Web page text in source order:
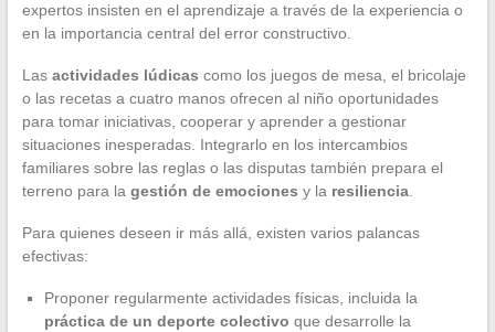
expertos insisten en el aprendizaje a través de la experiencia o
en la importancia central del error constructivo.
Las actividades lúdicas como los juegos de mesa, el bricolaje
o las recetas a cuatro manos ofrecen al niño oportunidades
para tomar iniciativas, cooperar y aprender a gestionar
situaciones inesperadas. Integrarlo en los intercambios
familiares sobre las reglas o las disputas también prepara el
terreno para la gestión de emociones y la resiliencia.
Para quienes deseen ir más allá, existen varios palancas
efectivas:
Proponer regularmente actividades físicas, incluida la
práctica de un deporte colectivo que desarrolle la